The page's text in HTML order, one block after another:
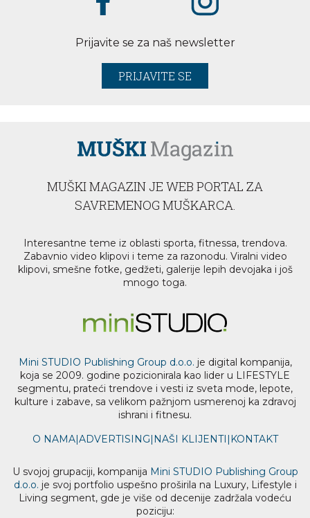
Prijavite se za naš newsletter
PRIJAVITE SE
MUŠKI MAGAZIN JE WEB PORTAL ZA
SAVREMENOG MUŠKARCA.
Interesantne teme iz oblasti sporta, fitnessa, trendova.
Zabavnio video klipovi i teme za razonodu. Viralni video
klipovi, smešne fotke, gedžeti, galerije lepih devojaka i još
mnogo toga.
Mini STUDIO Publishing Group d.o.o. je digital kompanija,
koja se 2009. godine pozicionirala kao lider u LIFESTYLE
segmentu, prateći trendove i vesti iz sveta mode, lepote,
kulture i zabave, sa velikom pažnjom usmerenoj ka zdravoj
ishrani i fitnesu.
O NAMA|ADVERTISING| NAŠI KLIJENTI | KONTAKT
U svojoj grupaciji, kompanija Mini STUDIO Publishing Group
d.o.o. je svoj portfolio uspešno proširila na Luxury, Lifestyle i
Living segment, gde je više od decenije zadržala vodeću
poziciju: